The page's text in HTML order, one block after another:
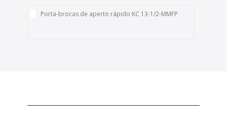
Porta-brocas de aperto rápido KC 13-1/2-MMFP